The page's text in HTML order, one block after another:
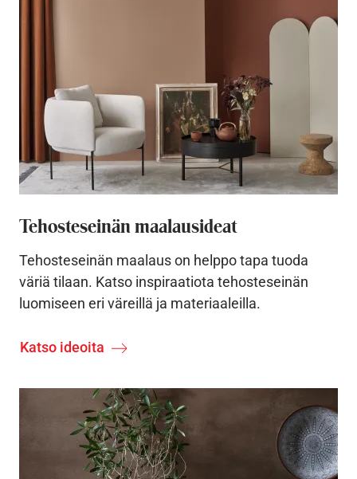
Tehosteseinän maalausideat
Tehosteseinän maalaus on helppo tapa tuoda
väriä tilaan. Katso inspiraatiota tehosteseinän
luomiseen eri väreillä ja materiaaleilla.
Katso ideoita